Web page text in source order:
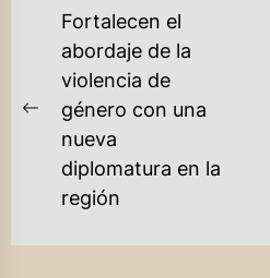
NAVEGACIÓN
ENTRADAS
Previous
post:
Fortalecen el
abordaje de la
violencia de
género con una
nueva
diplomatura en la
región